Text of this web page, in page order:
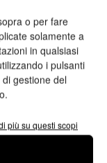
o per fare
solamente a
in qualsiasi
i pulsanti
gestione del
più su questi scopi
n.6 - Dicembre 2025